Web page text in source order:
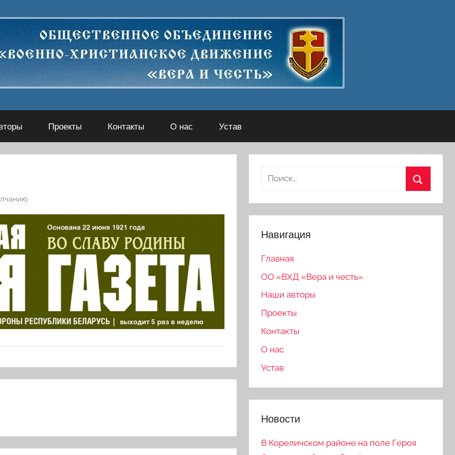
Проекты Контакты О нас Устав
Найти:
Навигация
Главная
ОО «ВХД «Вера и честь»
Наши авторы
Проекты
Контакты
О нас
Устав
Новости
В Кореличском районе на поле Героя